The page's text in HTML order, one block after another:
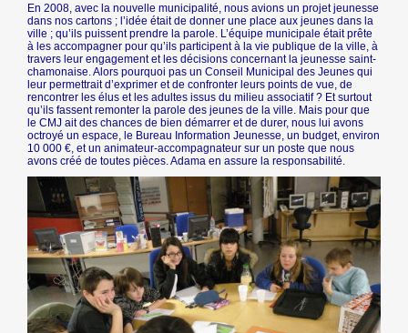
En 2008, avec la nouvelle municipalité, nous avions un projet jeunesse
dans nos cartons ; l’idée était de donner une place aux jeunes dans la
ville ; qu’ils puissent prendre la parole. L’équipe municipale était prête
à les accompagner pour qu’ils participent à la vie publique de la ville, à
travers leur engagement et les décisions concernant la jeunesse saint-
chamonaise. Alors pourquoi pas un Conseil Municipal des Jeunes qui
leur permettrait d’exprimer et de confronter leurs points de vue, de
rencontrer les élus et les adultes issus du milieu associatif ? Et surtout
qu’ils fassent remonter la parole des jeunes de la ville. Mais pour que
le CMJ ait des chances de bien démarrer et de durer, nous lui avons
octroyé un espace, le Bureau Information Jeunesse, un budget, environ
10 000 €, et un animateur-accompagnateur sur un poste que nous
avons créé de toutes pièces. Adama en assure la responsabilité.